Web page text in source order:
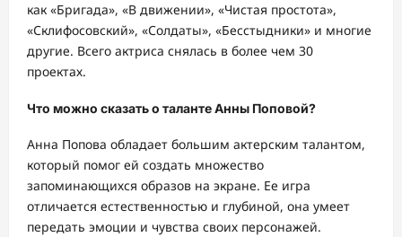
как «Бригада», «В движении», «Чистая простота»,
«Склифосовский», «Солдаты», «Бесстыдники» и многие
другие. Всего актриса снялась в более чем 30
проектах.
Что можно сказать о таланте Анны Поповой?
Анна Попова обладает большим актерским талантом,
который помог ей создать множество
запоминающихся образов на экране. Ее игра
отличается естественностью и глубиной, она умеет
передать эмоции и чувства своих персонажей.